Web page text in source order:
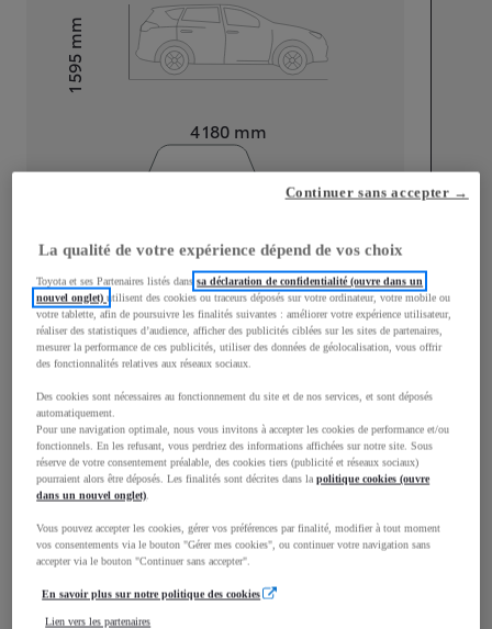
4 180 mm
Hauteur1 595
mm
Largeur
1 765mm
Consommation mixte
Consommation mixte 4,5L/100 km
Émissions CO2
102g/km
Performances
Vitesse maximale
La qualité de votre expérience dépend de vos choix
Toyota et ses Partenaires listés danssa déclaration de confidentialité (ouvre dans un
nouvel onglet)utilisent des cookies ou traceurs déposés sur votre ordinateur, votre mobile ou
votre tablette, afin de poursuivre les finalités suivantes : améliorer votre expérience utilisateur,
réaliser des statistiques d’audience, afficher des publicités ciblées sur les sites de partenaires,
mesurer la performance de ces publicités, utiliser des données de géolocalisation, vous offrir
des fonctionnalités relatives aux réseaux sociaux.
Des cookies sont nécessaires au fonctionnement du site et de nos services, et sont déposés
automatiquement.
Pour une navigation optimale, nous vous invitons à accepter les cookies de performance et/ou
fonctionnels. En les refusant, vous perdriez des informations affichées sur notre site. Sous
réserve de votre consentement préalable, des cookies tiers (publicité et réseaux sociaux)
pourraient alors être déposés. Les finalités sont décrites dans lapolitique cookies (ouvre
dans un nouvel onglet)
Vous pouvez accepter les cookies, gérer vos préférences par finalité, modifier à tout moment
vos consentements via le bouton "Gérer mes cookies", ou continuer votre navigation sans
accepter via le bouton "Continuer sans accepter".
En savoir plus sur notre politique des cookies
Lien vers les partenaires
Continuer sans accepter →